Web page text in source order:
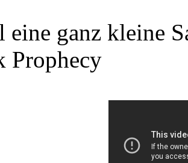
eine ganz kleine
Prophecy